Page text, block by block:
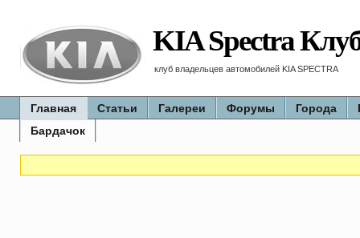
KIA Spectra
клуб владельцев автомобилей KIA SPECTRA
Главная Статьи Галереи Форумы Города
Бардачок